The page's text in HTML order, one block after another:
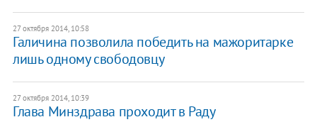
27 октября 2014, 10:58
Галичина позволила победить на мажоритарке
лишь одному свободовцу
27 октября 2014, 10:39
Глава Минздрава проходит в Раду